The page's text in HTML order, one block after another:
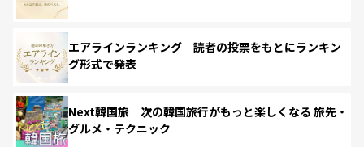
エアラインランキング 読者の投票をもとにランキン
グ形式で発表
Next韓国旅 次の韓国旅行がもっと楽しくなる 旅先・
グルメ・テクニック